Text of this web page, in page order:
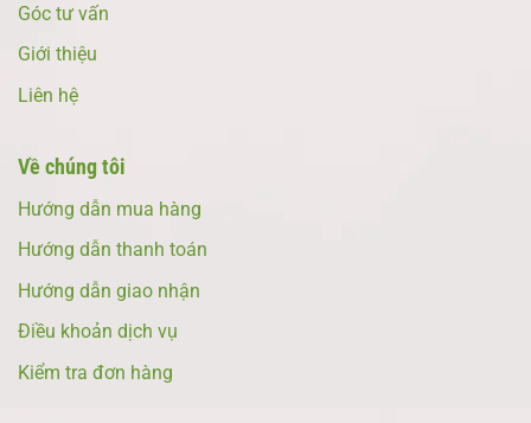
Góc tư vấn
Giới thiệu
Liên hệ
Về chúng tôi
Hướng dẫn mua hàng
Hướng dẫn thanh toán
Hướng dẫn giao nhận
Điều khoản dịch vụ
Kiểm tra đơn hàng